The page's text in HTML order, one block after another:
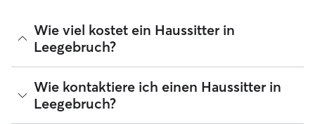
Wie viel kostet ein Haussitter in
Leegebruch?
Haussitter können ihre Preise bei Rover frei festlegen. Die
durchschnittlichen Kosten für einen Rover-Haussitter in
Leegebruch betragen seit August 2026 etwa 30 pro Nacht,
einschließlich der Servicegebühren von Rover. Der Preis
Wie kontaktiere ich einen Haussitter in
Leegebruch?